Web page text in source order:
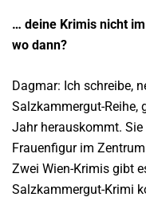
… deine Krimis nicht
wo dann?
Dagmar: Ich schreibe,
Salzkammergut-Reihe,
Jahr herauskommt.
Frauenfigur im
Zwei Wien-Krimis gibt
Salzkammergut-Krimi